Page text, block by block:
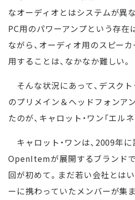
なオーディオとはシステムが異
PC用のパワーアンプという存在
ながら、オーディオ用のスピー
用することは、なかなか難しい。
そんな状況にあって、デスク
のプリメイン＆ヘッドフォンア
たのが、キャロット・ワン「エル
キャロット・ワンは、2009年
OpenItemが展開するブランド
回が初めて。まだ若い会社とは
ーに携わっていたメンバーが集